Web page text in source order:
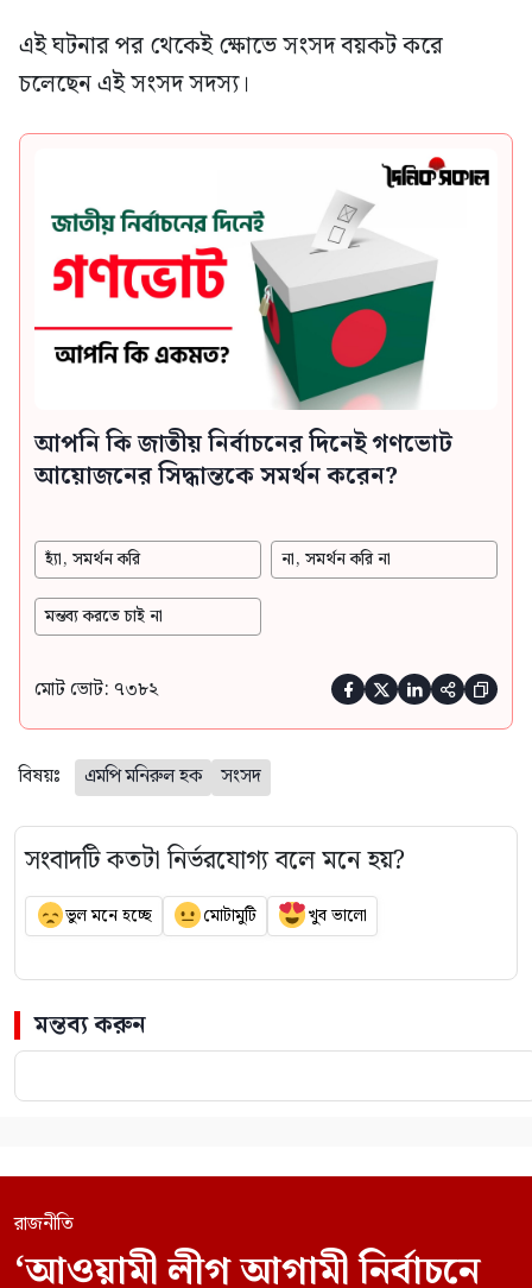
এই ঘটনার পর থেকেই ক্ষোভে সংসদ বয়কট করে
চলেছেন এই সংসদ সদস্য।
আপনি কি জাতীয় নির্বাচনের দিনেই গণভোট
আয়োজনের সিদ্ধান্তকে সমর্থন করেন?
হ্যাঁ, সমর্থন করি না, সমর্থন করি না
মন্তব্য করতে চাই না
মোট ভোট: ৭৩৮২     
বিষয়ঃ এমপি মনিরুল হক সংসদ
সংবাদটি কতটা নির্ভরযোগ্য বলে মনে হয়?
ভুল মনে হচ্ছে মোটামুটি খুব ভালো
মন্তব্য করুন
রাজনীতি
‘আওয়ামী লীগ আগামী নির্বাচনে